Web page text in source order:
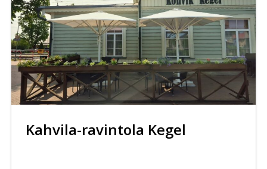
Kahvila-ravintola Kegel